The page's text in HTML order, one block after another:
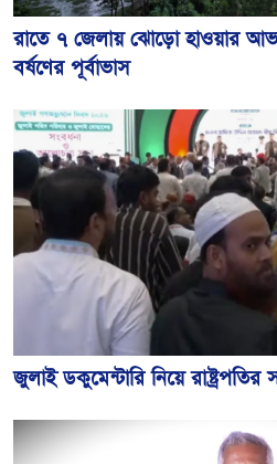
রাতে ৭ জেলায় ঝোড়ো হাওয়ার
বর্ষণের পূর্বাভাস
জুলাই ডকুমেন্টারি নিয়ে রাষ্ট্রপতির